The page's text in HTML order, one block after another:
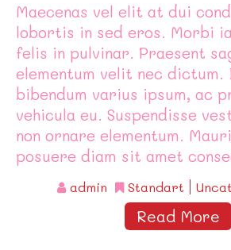
Maecenas vel elit at dui
lobortis in sed eros. Morbi
felis in pulvinar. Praesent
elementum velit nec dictum.
bibendum varius ipsum, ac
vehicula eu. Suspendisse
non ornare elementum.
posuere diam sit amet
admin Standart
Read More